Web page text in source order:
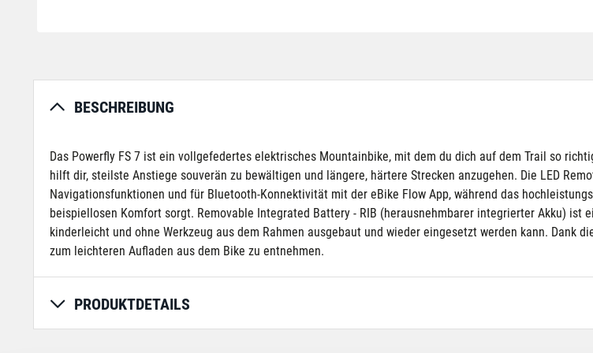
BESCHREIBUNG
Das Powerfly FS 7 ist ein vollgefedertes elektrisches Mountainbike, mit dem du dich auf dem Trail so
hilft dir, steilste Anstiege souverän zu bewältigen und längere, härtere Strecken anzugehen. Die LED
Navigationsfunktionen und für Bluetooth-Konnektivität mit der eBike Flow App, während das
beispiellosen Komfort sorgt. Removable Integrated Battery - RIB (herausnehmbarer integrierter Akku)
kinderleicht und ohne Werkzeug aus dem Rahmen ausgebaut und wieder eingesetzt werden kann. Dank
zum leichteren Aufladen aus dem Bike zu entnehmen.
PRODUKTDETAILS